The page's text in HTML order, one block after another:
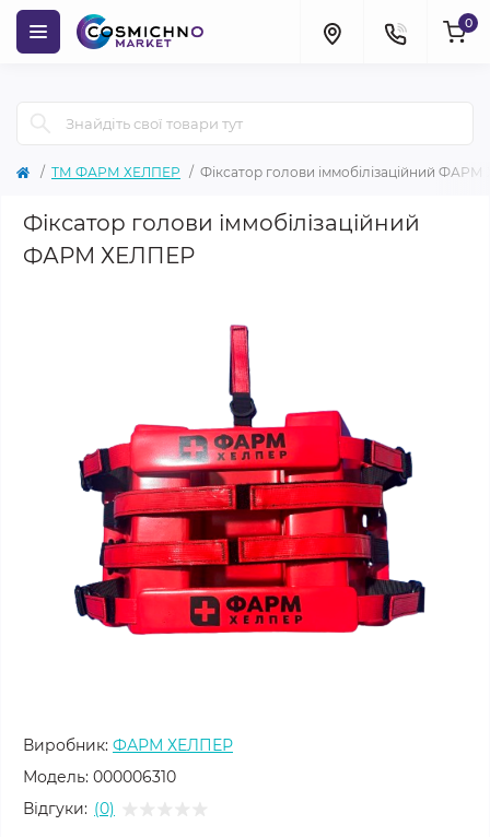
0
ТМ ФАРМ ХЕЛПЕР Фіксатор голови іммобілізаційний
Фіксатор голови іммобілізаційний
ФАРМ ХЕЛПЕР
Виробник: ФАРМ ХЕЛПЕР
Модель: 000006310
Відгуки: (0)